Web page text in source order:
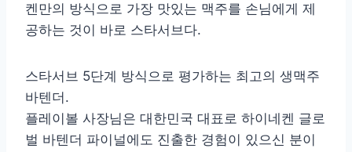
켄만의 방식으로 가장 맛있는 맥주를 손님에게 제
공하는 것이 바로 스타서브다.
스타서브 5단계 방식으로 평가하는 최고의 생맥주
바텐더.
플레이볼 사장님은 대한민국 대표로 하이네켄 글로
벌 바텐더 파이널에도 진출한 경험이 있으신 분이